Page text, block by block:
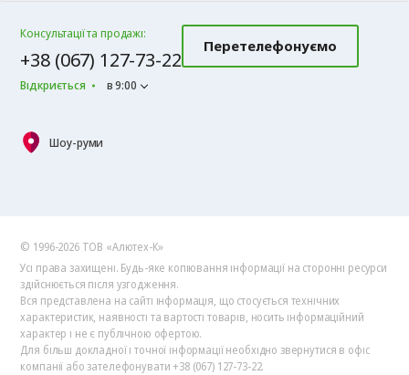
Консультації та продажі:
+38 (067) 127-73-22
Відкриється в 9:00
Перетелефонуємо
Шоу-руми
© 1996-2026 ТОВ «Алютех‑К»
Усі права захищені. Будь-яке копіювання інформації на сторонні ресурси
здійснюється після узгодження.
Вся представлена на сайті інформація, що стосується технічних
характеристик, наявності та вартості товарів, носить інформаційний
характер і не є публічною офертою.
Для більш докладної і точної інформації необхідно звернутися в офіс
компанії або зателефонувати +38 (067) 127-73-22.